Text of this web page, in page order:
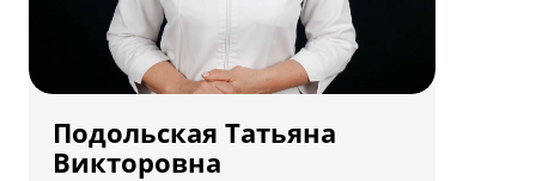
Подольская Татьяна
Викторовна